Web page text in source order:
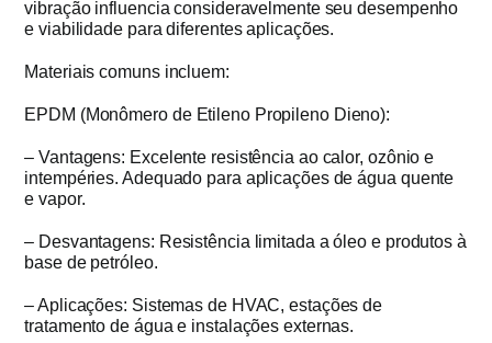
vibração influencia consideravelmente seu desempenho
e viabilidade para diferentes aplicações.
Materiais comuns incluem:
EPDM (Monômero de Etileno Propileno Dieno):
– Vantagens: Excelente resistência ao calor, ozônio e
intempéries. Adequado para aplicações de água quente
e vapor.
– Desvantagens: Resistência limitada a óleo e produtos à
base de petróleo.
– Aplicações: Sistemas de HVAC, estações de
tratamento de água e instalações externas.